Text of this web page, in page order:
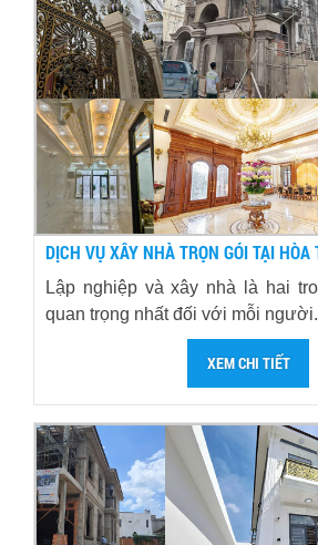
DỊCH VỤ XÂY NHÀ TRỌN GÓI TẠI HÒA
Lập nghiệp và xây nhà là hai
quan trọng nhất đối với mỗi
XEM CHI TIẾT